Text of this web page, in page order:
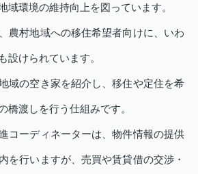
域環境の維持向上を図っています。
農村地域への移住希望者向けに、いわ
設けられています。
域の空き家を紹介し、移住や定住を希
橋渡しを行う仕組みです。
コーディネーターは、物件情報の提供
を行いますが、売買や賃貸借の交渉・